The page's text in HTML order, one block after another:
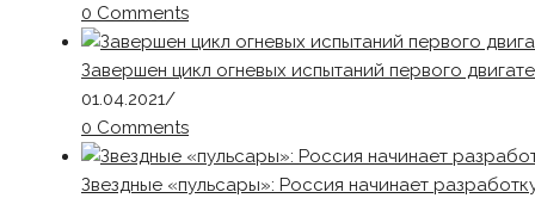
0 Comments
Завершен цикл огневых испытаний первого
01.04.2021/
0 Comments
Звездные «пульсары»: Россия начинает